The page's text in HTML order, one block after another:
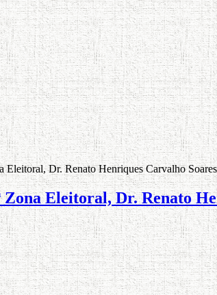
Eleitoral, Dr. Renato Henriques Carvalho Soares
Eleitoral, Dr. Renato